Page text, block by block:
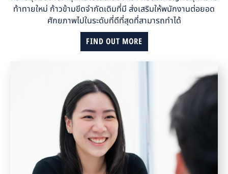
ท้าทายใหม่ ก้าวข้ามขีดจำกัดเดิมที่มี ส่งเสริมให้พนักงานต่อยอด
ศักยภาพไปในระดับที่ดีที่สุดที่สามารถทำได้
FIND OUT MORE